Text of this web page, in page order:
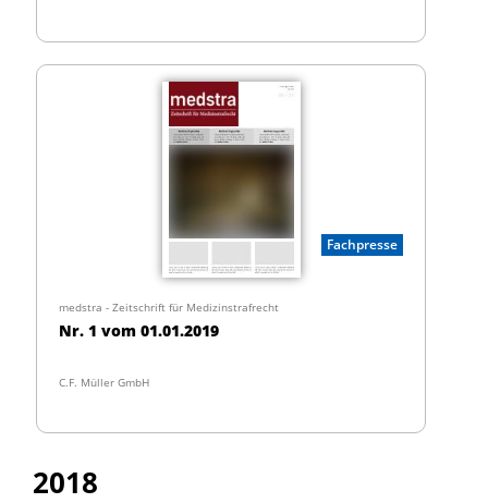
Fachpresse
medstra - Zeitschrift für Medizinstrafrecht
Nr. 1 vom 01.01.2019
C.F. Müller GmbH
2018